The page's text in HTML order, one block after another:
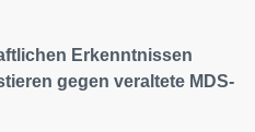
Erkenntnissen
gegen veraltete MDS-